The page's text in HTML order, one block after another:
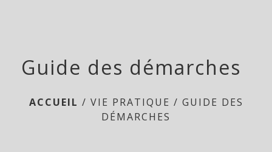
Guide des démarches
ACCUEIL / VIE PRATIQUE / GUIDE DES
DÉMARCHES